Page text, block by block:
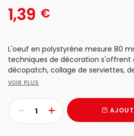
1,39 €
L'oeuf en polystyrène mesure 80 mm Différentes
techniques de décoration s'offrent à vous: -
décopatch, collage de serviettes,
VOIR PLUS